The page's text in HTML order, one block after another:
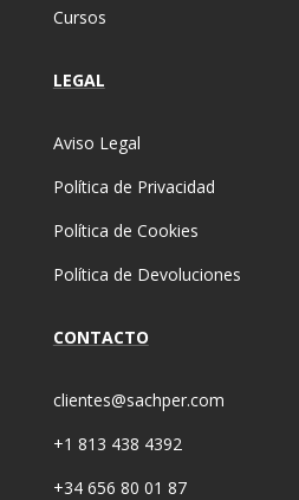
Cursos
LEGAL
Aviso Legal
Política de Privacidad
Política de Cookies
Política de Devoluciones
CONTACTO
clientes@sachper.com
+1 813 438 4392
+34 656 80 01 87